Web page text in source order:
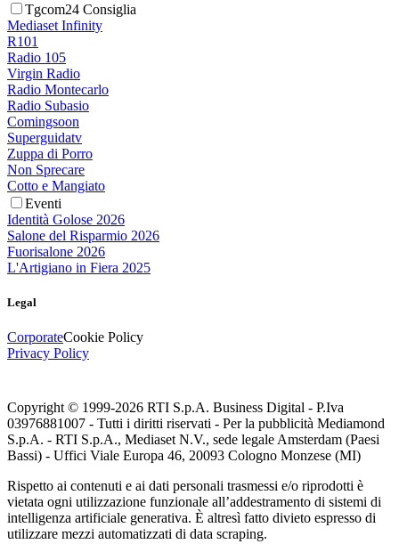
Tgcom24 Consiglia
Mediaset Infinity
R101
Radio 105
Virgin Radio
Radio Montecarlo
Radio Subasio
Comingsoon
Superguidatv
Zuppa di Porro
Non Sprecare
Cotto e Mangiato
Eventi
Identità Golose 2026
Salone del Risparmio 2026
Fuorisalone 2026
L'Artigiano in Fiera 2025
Legal
CorporateCookie Policy
Privacy Policy
Copyright © 1999-2026 RTI S.p.A. Business Digital - P.Iva
03976881007 - Tutti i diritti riservati - Per la pubblicità Mediamond
S.p.A. - RTI S.p.A., Mediaset N.V., sede legale Amsterdam (Paesi
Bassi) - Uffici Viale Europa 46, 20093 Cologno Monzese (MI)
Rispetto ai contenuti e ai dati personali trasmessi e/o riprodotti è
vietata ogni utilizzazione funzionale all’addestramento di sistemi di
intelligenza artificiale generativa. È altresì fatto divieto espresso di
utilizzare mezzi automatizzati di data scraping.